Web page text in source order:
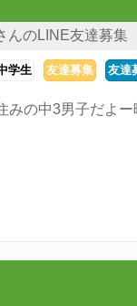
んのLINE友達募集
学生 友達募集 友達
みの中3男子だよ